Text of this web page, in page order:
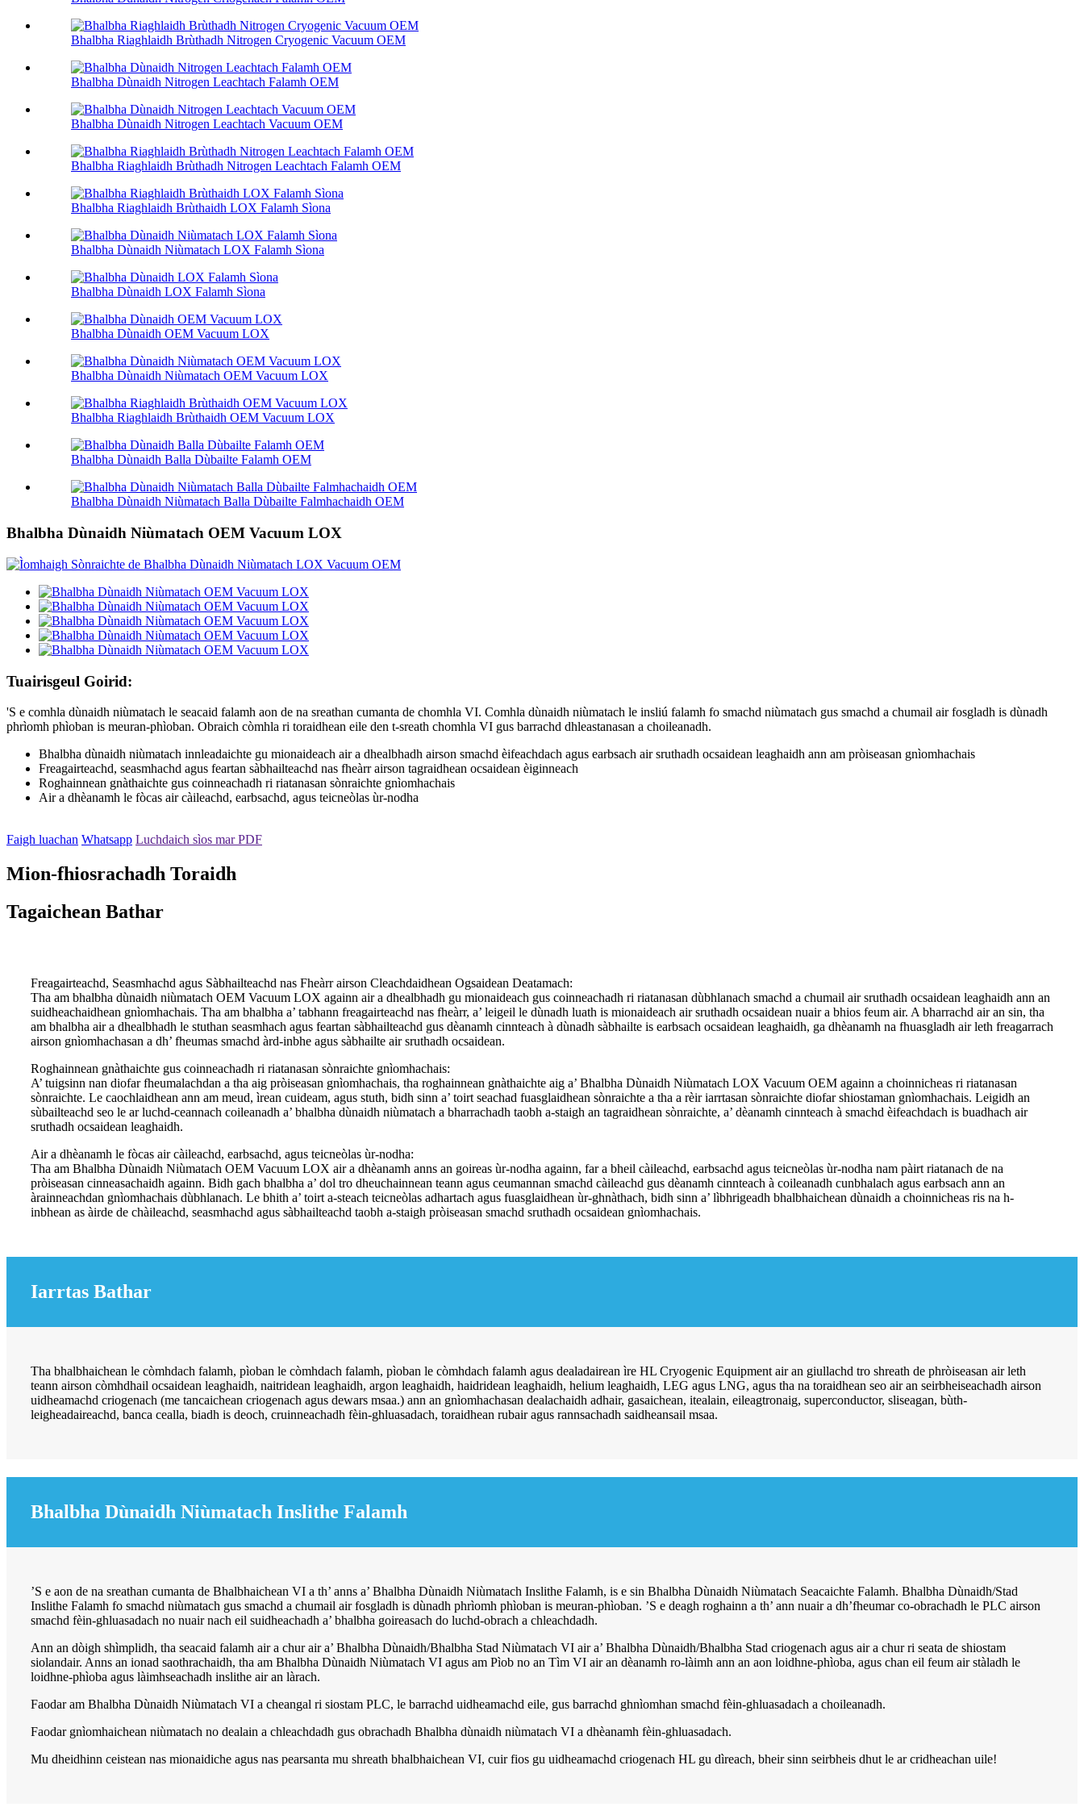
Bhalbha Riaghlaidh Brùthadh Nitrogen Cryogenic Vacuum OEM
Bhalbha Dùnaidh Nitrogen Leachtach Falamh OEM
Bhalbha Dùnaidh Nitrogen Leachtach Vacuum OEM
Bhalbha Riaghlaidh Brùthadh Nitrogen Leachtach Falamh OEM
Bhalbha Riaghlaidh Brùthaidh LOX Falamh Sìona
Bhalbha Dùnaidh Niùmatach LOX Falamh Sìona
Bhalbha Dùnaidh LOX Falamh Sìona
Bhalbha Dùnaidh OEM Vacuum LOX
Bhalbha Dùnaidh Niùmatach OEM Vacuum LOX
Bhalbha Riaghlaidh Brùthaidh OEM Vacuum LOX
Bhalbha Dùnaidh Balla Dùbailte Falamh OEM
Bhalbha Dùnaidh Niùmatach Balla Dùbailte Falmhachaidh OEM
Bhalbha Dùnaidh Niùmatach OEM Vacuum LOX
Tuairisgeul Goirid:
'S e comhla dùnaidh niùmatach le seacaid falamh aon de na sreathan cumanta de chomhla VI. Comhla dùnaidh niùmatach le insliú falamh fo smachd niùmatach gus smachd a chumail air fosgladh is dùnadh
phrìomh phìoban is meuran-phìoban. Obraich còmhla ri toraidhean eile den t-sreath chomhla VI gus barrachd dhleastanasan a choileanadh.
Bhalbha dùnaidh niùmatach innleadaichte gu mionaideach air a dhealbhadh airson smachd èifeachdach agus earbsach air sruthadh ocsaidean leaghaidh ann am pròiseasan gnìomhachais
Freagairteachd, seasmhachd agus feartan sàbhailteachd nas fheàrr airson tagraidhean ocsaidean èiginneach
Roghainnean gnàthaichte gus coinneachadh ri riatanasan sònraichte gnìomhachais
Air a dhèanamh le fòcas air càileachd, earbsachd, agus teicneòlas ùr-nodha
Faigh luachan Whatsapp Luchdaich sìos mar PDF
Mion-fhiosrachadh Toraidh
Tagaichean Bathar
Freagairteachd, Seasmhachd agus Sàbhailteachd nas Fheàrr airson Cleachdaidhean Ogsaidean Deatamach:
Tha am bhalbha dùnaidh niùmatach OEM Vacuum LOX againn air a dhealbhadh gu mionaideach gus coinneachadh ri riatanasan dùbhlanach smachd a chumail air sruthadh ocsaidean leaghaidh ann an
suidheachaidhean gnìomhachais. Tha am bhalbha a’ tabhann freagairteachd nas fheàrr, a’ leigeil le dùnadh luath is mionaideach air sruthadh ocsaidean nuair a bhios feum air. A bharrachd air an sin, tha
am bhalbha air a dhealbhadh le stuthan seasmhach agus feartan sàbhailteachd gus dèanamh cinnteach à dùnadh sàbhailte is earbsach ocsaidean leaghaidh, ga dhèanamh na fhuasgladh air leth freagarrach
airson gnìomhachasan a dh’ fheumas smachd àrd-inbhe agus sàbhailte air sruthadh ocsaidean.
Roghainnean gnàthaichte gus coinneachadh ri riatanasan sònraichte gnìomhachais:
A’ tuigsinn nan diofar fheumalachdan a tha aig pròiseasan gnìomhachais, tha roghainnean gnàthaichte aig a’ Bhalbha Dùnaidh Niùmatach LOX Vacuum OEM againn a choinnicheas ri riatanasan
sònraichte. Le caochlaidhean ann am meud, ìrean cuideam, agus stuth, bidh sinn a’ toirt seachad fuasglaidhean sònraichte a tha a rèir iarrtasan sònraichte diofar shiostaman gnìomhachais. Leigidh an
sùbailteachd seo le ar luchd-ceannach coileanadh a’ bhalbha dùnaidh niùmatach a bharrachadh taobh a-staigh an tagraidhean sònraichte, a’ dèanamh cinnteach à smachd èifeachdach is buadhach air
sruthadh ocsaidean leaghaidh.
Air a dhèanamh le fòcas air càileachd, earbsachd, agus teicneòlas ùr-nodha:
Tha am Bhalbha Dùnaidh Niùmatach OEM Vacuum LOX air a dhèanamh anns an goireas ùr-nodha againn, far a bheil càileachd, earbsachd agus teicneòlas ùr-nodha nam pàirt riatanach de na
pròiseasan cinneasachaidh againn. Bidh gach bhalbha a’ dol tro dheuchainnean teann agus ceumannan smachd càileachd gus dèanamh cinnteach à coileanadh cunbhalach agus earbsach ann an
àrainneachdan gnìomhachais dùbhlanach. Le bhith a’ toirt a-steach teicneòlas adhartach agus fuasglaidhean ùr-ghnàthach, bidh sinn a’ lìbhrigeadh bhalbhaichean dùnaidh a choinnicheas ris na h-
inbhean as àirde de chàileachd, seasmhachd agus sàbhailteachd taobh a-staigh pròiseasan smachd sruthadh ocsaidean gnìomhachais.
Iarrtas Bathar
Tha bhalbhaichean le còmhdach falamh, pìoban le còmhdach falamh, pìoban le còmhdach falamh agus dealadairean ìre HL Cryogenic Equipment air an giullachd tro shreath de phròiseasan air leth
teann airson còmhdhail ocsaidean leaghaidh, naitridean leaghaidh, argon leaghaidh, haidridean leaghaidh, helium leaghaidh, LEG agus LNG, agus tha na toraidhean seo air an seirbheiseachadh airson
uidheamachd criogenach (me tancaichean criogenach agus dewars msaa.) ann an gnìomhachasan dealachaidh adhair, gasaichean, itealain, eileagtronaig, superconductor, sliseagan, bùth-
leigheadaireachd, banca cealla, biadh is deoch, cruinneachadh fèin-ghluasadach, toraidhean rubair agus rannsachadh saidheansail msaa.
Bhalbha Dùnaidh Niùmatach Inslithe Falamh
’S e aon de na sreathan cumanta de Bhalbhaichean VI a th’ anns a’ Bhalbha Dùnaidh Niùmatach Inslithe Falamh, is e sin Bhalbha Dùnaidh Niùmatach Seacaichte Falamh. Bhalbha Dùnaidh/Stad
Inslithe Falamh fo smachd niùmatach gus smachd a chumail air fosgladh is dùnadh phrìomh phìoban is meuran-phìoban. ’S e deagh roghainn a th’ ann nuair a dh’fheumar co-obrachadh le PLC airson
smachd fèin-ghluasadach no nuair nach eil suidheachadh a’ bhalbha goireasach do luchd-obrach a chleachdadh.
Ann an dòigh shìmplidh, tha seacaid falamh air a chur air a’ Bhalbha Dùnaidh/Bhalbha Stad Niùmatach VI air a’ Bhalbha Dùnaidh/Bhalbha Stad criogenach agus air a chur ri seata de shiostam
siolandair. Anns an ionad saothrachaidh, tha am Bhalbha Dùnaidh Niùmatach VI agus am Pìob no an Tìm VI air an dèanamh ro-làimh ann an aon loidhne-phìoba, agus chan eil feum air stàladh le
loidhne-phìoba agus làimhseachadh inslithe air an làrach.
Faodar am Bhalbha Dùnaidh Niùmatach VI a cheangal ri siostam PLC, le barrachd uidheamachd eile, gus barrachd ghnìomhan smachd fèin-ghluasadach a choileanadh.
Faodar gnìomhaichean niùmatach no dealain a chleachdadh gus obrachadh Bhalbha dùnaidh niùmatach VI a dhèanamh fèin-ghluasadach.
Mu dheidhinn ceistean nas mionaidiche agus nas pearsanta mu shreath bhalbhaichean VI, cuir fios gu uidheamachd criogenach HL gu dìreach, bheir sinn seirbheis dhut le ar cridheachan uile!